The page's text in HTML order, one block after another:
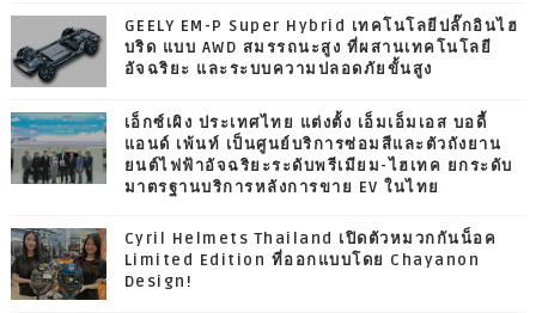
GEELY EM-P Super Hybrid เทคโนโลยีปลั๊กอินไฮ
บริด แบบ AWD สมรรถนะสูง ที่ผสานเทคโนโลยี
อัจฉริยะ และระบบความปลอดภัยขั้นสูง
เอ็กซ์เผิง ประเทศไทย แต่งตั้ง เอ็มเอ็มเอส บอดี้
แอนด์ เพ้นท์ เป็นศูนย์บริการซ่อมสีและตัวถังยาน
ยนต์ไฟฟ้าอัจฉริยะระดับพรีเมียม-ไฮเทค ยกระดับ
มาตรฐานบริการหลังการขาย EV ในไทย
Cyril Helmets Thailand เปิดตัวหมวกกันน็อค
Limited Edition ที่ออกแบบโดย Chayanon
Design!